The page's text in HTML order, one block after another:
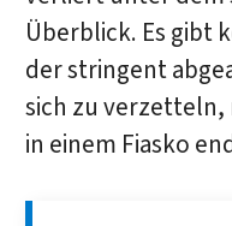
Überblick. Es gibt
der stringent
sich zu
in einem Fiasko